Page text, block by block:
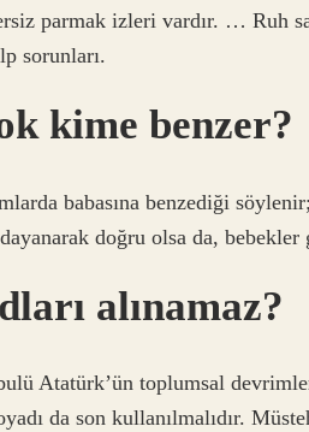
parmak izleri vardır. … Ruh
sorunları.
kime benzer?
babasına benzediği
doğru olsa da,
alınamaz?
Atatürk’ün toplumsal
da son kullanılmalıdır.